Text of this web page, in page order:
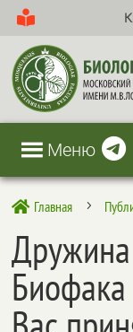
Меню
 Главная 5